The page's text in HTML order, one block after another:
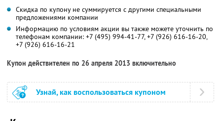
Скидка по купону не суммируется с другими специальными
предложениями компании
Информацию по условиям акции вы также можете уточнить по
телефонам компании: +7 (495) 994-41-77, +7 (926) 616-16-20,
+7 (926) 616-16-21
Купон действителен по 26 апреля 2013 включительно
Узнай, как воспользоваться купоном